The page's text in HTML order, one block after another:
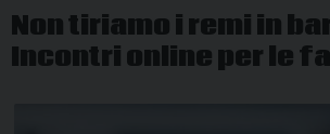
Non tiriamo i remi in
Incontri online per le